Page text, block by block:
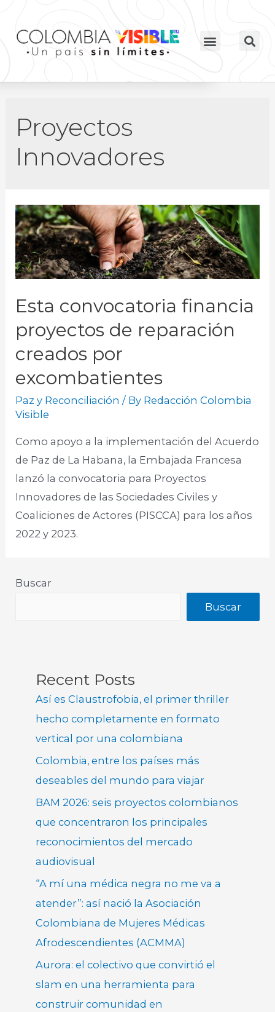
Proyectos
Innovadores
Esta convocatoria financia
proyectos de reparación
creados por
excombatientes
Paz y Reconciliación / By Redacción Colombia
Visible
Como apoyo a la implementación del Acuerdo
de Paz de La Habana, la Embajada Francesa
lanzó la convocatoria para Proyectos
Innovadores de las Sociedades Civiles y
Coaliciones de Actores (PISCCA) para los años
2022 y 2023.
Buscar
Buscar
Recent Posts
Así es Claustrofobia, el primer thriller
hecho completamente en formato
vertical por una colombiana
Colombia, entre los países más
deseables del mundo para viajar
BAM 2026: seis proyectos colombianos
que concentraron los principales
reconocimientos del mercado
audiovisual
“A mí una médica negra no me va a
atender”: así nació la Asociación
Colombiana de Mujeres Médicas
Afrodescendientes (ACMMA)
Aurora: el colectivo que convirtió el
slam en una herramienta para
construir comunidad en